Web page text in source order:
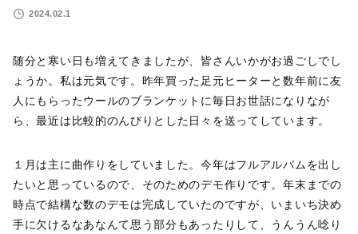
2024.02.1
随分と寒い日も増えてきましたが、皆さんいかがお過ごしでし
ょうか。私は元気です。昨年買った足元ヒーターと数年前に友
人にもらったウールのブランケットに毎日お世話になりなが
ら、最近は比較的のんびりとした日々を送ってしています。
１月は主に曲作りをしていました。今年はフルアルバムを出し
たいと思っているので、そのためのデモ作りです。年末までの
時点で結構な数のデモは完成していたのですが、いまいち決め
手に欠けるなあなんて思う部分もあったりして、うんうん唸り